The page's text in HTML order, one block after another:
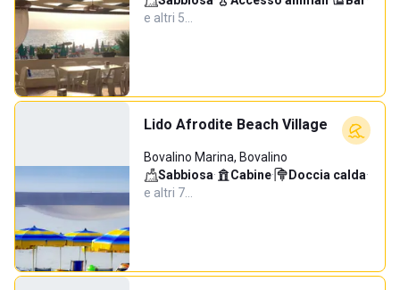
e altri 5…
Lido Afrodite Beach Village
Bovalino Marina, Bovalino
Sabbiosa· Cabine· Doccia calda·
e altri 7…